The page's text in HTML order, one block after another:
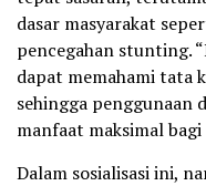
dasar masyarakat
pencegahan stunting.
dapat memahami tata
sehingga penggunaan
manfaat maksimal
Dalam sosialisasi ini,